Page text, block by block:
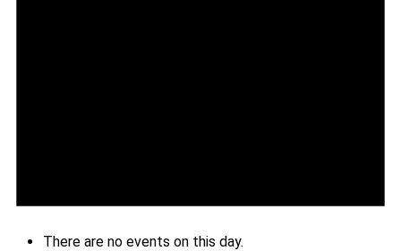
There are no events on this day.